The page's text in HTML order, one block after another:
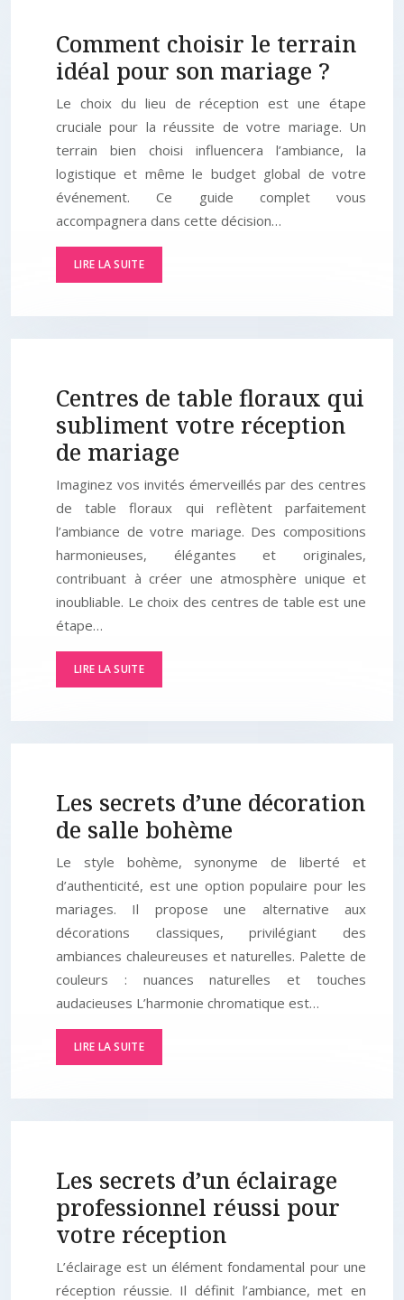
Comment choisir le terrain
idéal pour son mariage ?
Le choix du lieu de réception est une étape
cruciale pour la réussite de votre mariage. Un
terrain bien choisi influencera l’ambiance, la
logistique et même le budget global de votre
événement. Ce guide complet vous
accompagnera dans cette décision…
LIRE LA SUITE
Centres de table floraux qui
subliment votre réception
de mariage
Imaginez vos invités émerveillés par des centres
de table floraux qui reflètent parfaitement
l’ambiance de votre mariage. Des compositions
harmonieuses, élégantes et originales,
contribuant à créer une atmosphère unique et
inoubliable. Le choix des centres de table est une
étape…
LIRE LA SUITE
Les secrets d’une décoration
de salle bohème
Le style bohème, synonyme de liberté et
d’authenticité, est une option populaire pour les
mariages. Il propose une alternative aux
décorations classiques, privilégiant des
ambiances chaleureuses et naturelles. Palette de
couleurs : nuances naturelles et touches
audacieuses L’harmonie chromatique est…
LIRE LA SUITE
Les secrets d’un éclairage
professionnel réussi pour
votre réception
L’éclairage est un élément fondamental pour une
réception réussie. Il définit l’ambiance, met en